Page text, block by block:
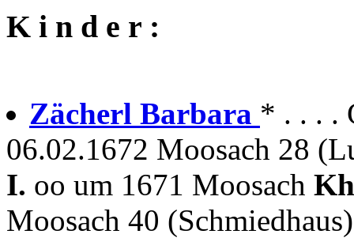
K i n d e r :
Zächerl Barbara * . . . .
06.02.1672 Moosach 28
I. oo um 1671 Moosach
Moosach 40